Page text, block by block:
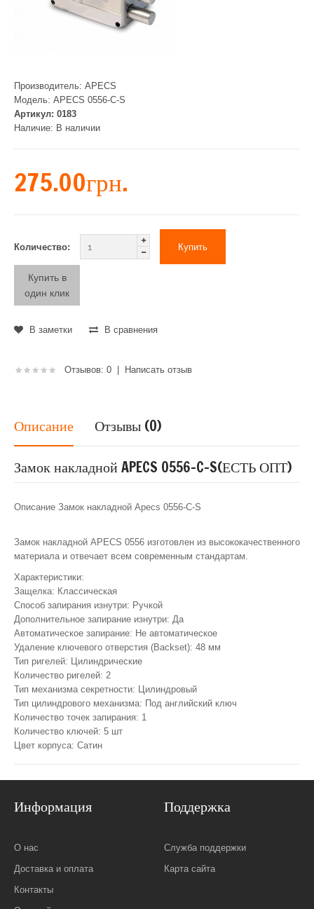
Производитель: APECS
Модель: APECS 0556-C-S
Артикул: 0183
Наличие: В наличии
275.00грн.
Количество:
Купить в
один клик
В заметки В сравнения
Отзывов: 0 | Написать отзыв
Описание Отзывы (0)
Замок накладной APECS 0556-C-S(ЕСТЬ ОПТ)
Описание Замок накладной Apecs 0556-C-S
Замок накладной APECS 0556 изготовлен из высококачественного
материала и отвечает всем современным стандартам.
Характеристики:
Защелка: Классическая
Способ запирания изнутри: Ручкой
Дополнительное запирание изнутри: Да
Автоматическое запирание: Не автоматическое
Удаление ключевого отверстия (Backset): 48 мм
Тип ригелей: Цилиндрические
Количество ригелей: 2
Тип механизма секретности: Цилиндровый
Тип цилиндрового механизма: Под английский ключ
Количество точек запирания: 1
Количество ключей: 5 шт
Цвет корпуса: Сатин
Информация
О нас
Доставка и оплата
Контакты
Поддержка
Служба поддержки
Карта сайта